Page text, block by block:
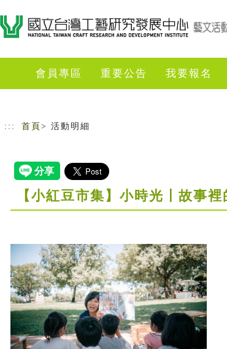
會員專區 重要公告 我要報名
::: 首頁 > 活動明細
【小紅豆市集】小時光〡故事